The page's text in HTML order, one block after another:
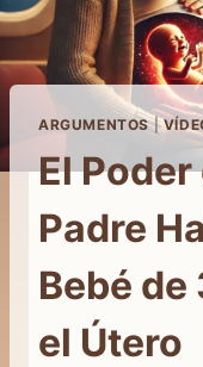
ARGUMENTOS|
El
Padre
Bebé de
el Útero